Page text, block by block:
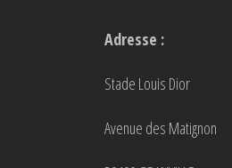
Adresse :
Stade Louis Dior
Avenue des Matignon